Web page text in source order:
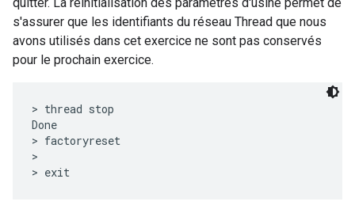
s'assurer que les identifiants du réseau Thread que nous
avons utilisés dans cet exercice ne sont pas conservés
pour le prochain exercice.
> thread stop
Done
> factoryreset
>